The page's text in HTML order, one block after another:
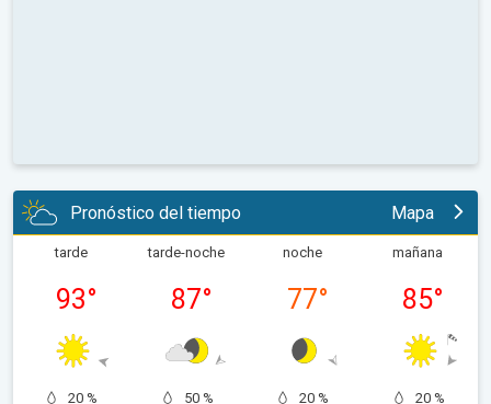
Pronóstico del tiempo Mapa
tarde
93°
20 %
tarde-noche
87°
50 %
noche
77°
20 %
mañana
85°
20 %